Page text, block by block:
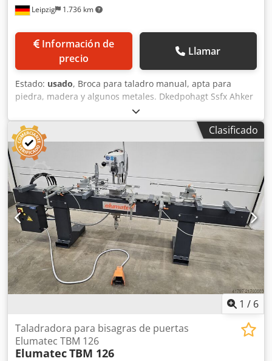
Leipzig 1.736 km
Información de
precio
Llamar
Estado: usado, Broca para taladro manual, apta para
piedra, madera y algunos metales. Dkedpohagt Ssfx Ahker
Clasificado
1 / 6
Taladradora para bisagras de puertas
Elumatec TBM 126
ElumatecTBM 126